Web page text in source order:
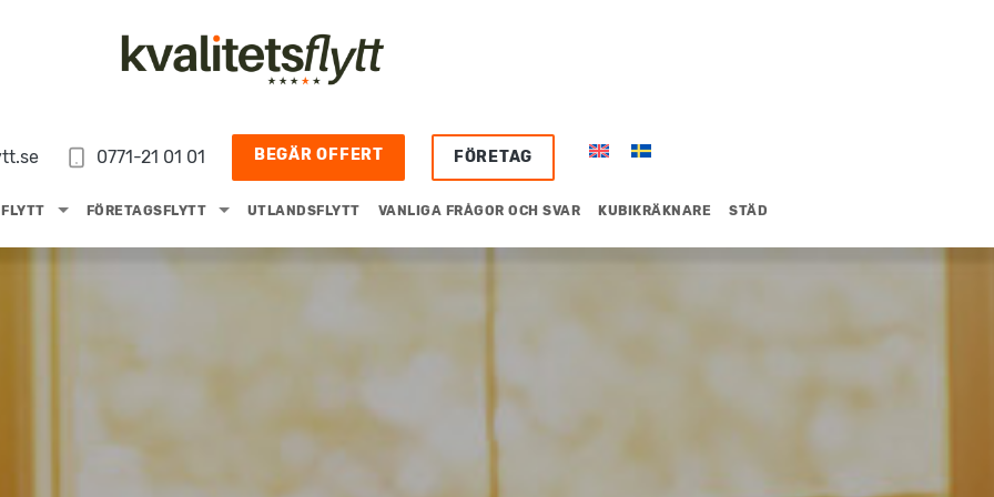
0771-21 01 01 BEGÄR OFFERT FÖRETAG
FLYTT FÖRETAGSFLYTT UTLANDSFLYTT VANLIGA FRÅGOR OCH SVAR KUBIKRÄKNARE STÄD